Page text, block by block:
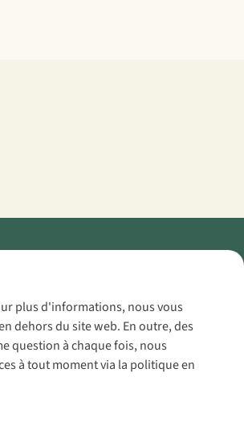
plus d'informations, nous vous
dehors du site web. En outre, des
question à chaque fois, nous
à tout moment via la politique en